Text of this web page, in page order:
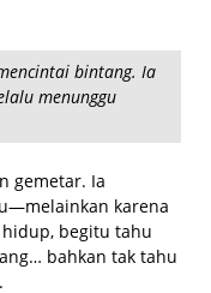
bintang. Ia
menunggu
gemetar. Ia
karena
begitu tahu
bahkan tak tahu